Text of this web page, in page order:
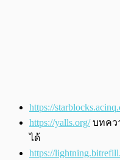
https://
https://yalls.org/บทคว
ได้
https://